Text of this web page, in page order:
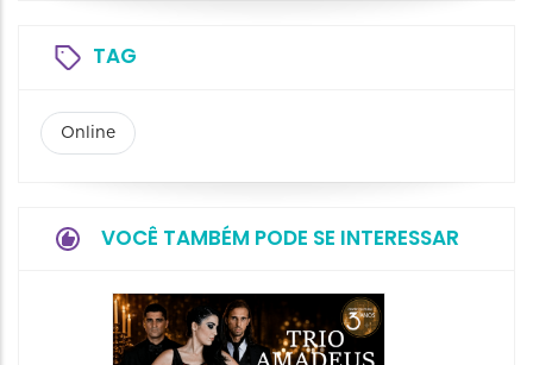
TAG
Online
VOCÊ TAMBÉM PODE SE INTERESSAR